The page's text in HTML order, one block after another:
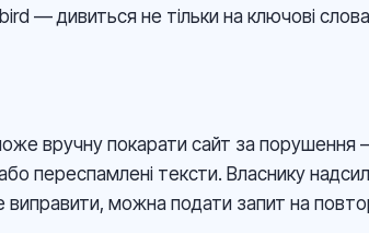
— дивиться не тільки на ключові
вручну покарати сайт за порушення
переспамлені тексти. Власнику
можна подати запит на